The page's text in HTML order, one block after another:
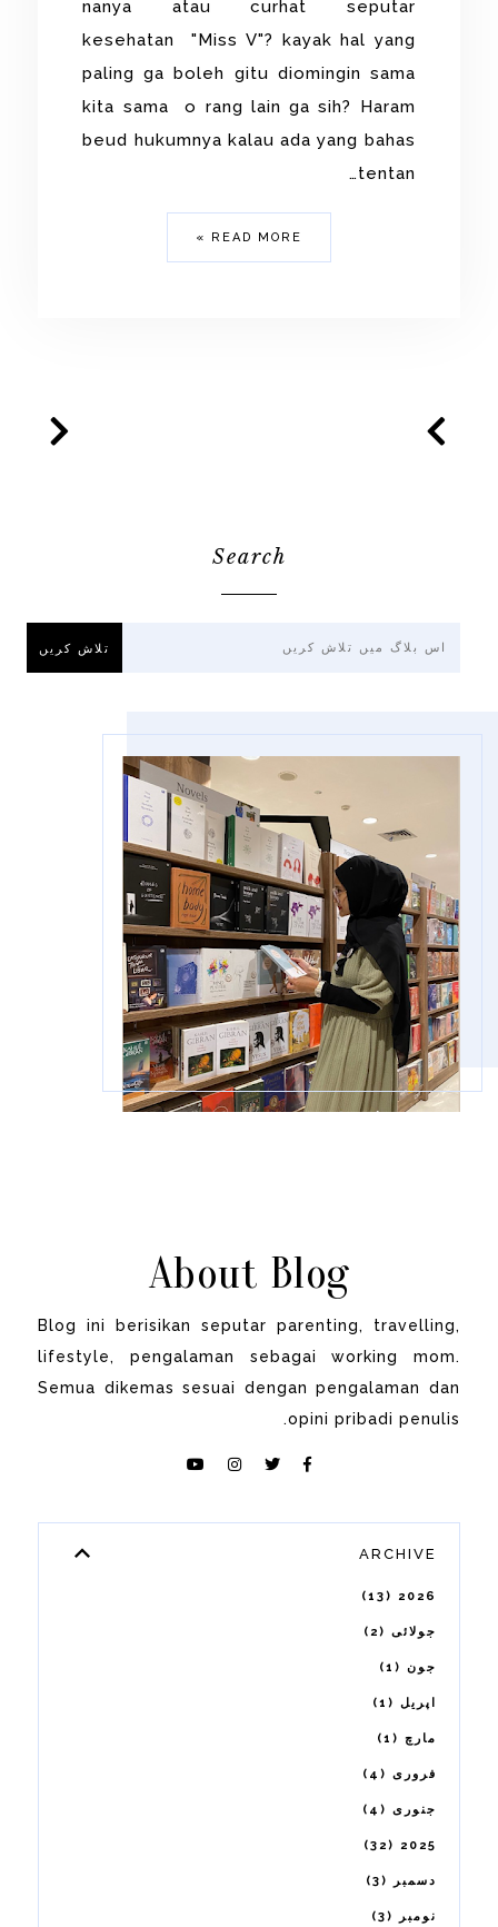
nanya atau curhat seputar
kesehatan "Miss V"? kayak hal yang
paling ga boleh gitu diomingin sama
kita sama o rang lain ga sih? Haram
beud hukumnya kalau ada yang bahas
tentan…
READ MORE »
Search
About Blog
Blog ini berisikan seputar parenting, travelling,
lifestyle, pengalaman sebagai working mom.
Semua dikemas sesuai dengan pengalaman dan
opini pribadi penulis.
ARCHIVE
2026
13
جولائی 2
جون 1
اپریل 1
مارچ 1
فروری 4
جنوری 4
2025
32
دسمبر 3
نومبر 3